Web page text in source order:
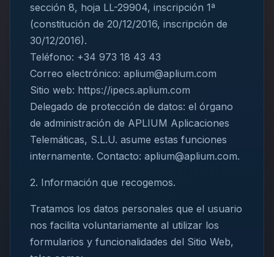
sección 8, hoja LL-29904, inscripción 1ª
(constitución de 20/12/2016, inscripción de
30/12/2016).
Teléfono: +34 973 18 43 43
Correo electrónico: aplium@aplium.com
Sitio web: https://ipecs.aplium.com
Delegado de protección de datos: el órgano
de administración de APLIUM Aplicaciones
Telemáticas, S.L.U. asume estas funciones
internamente. Contacto: aplium@aplium.com.
2. Información que recogemos.
Tratamos los datos personales que el usuario
nos facilita voluntariamente al utilizar los
formularios y funcionalidades del Sitio Web,